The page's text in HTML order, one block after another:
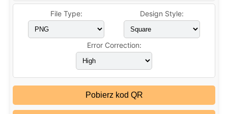
File Type: Design Style:
Error Correction:
Pobierz kod QR